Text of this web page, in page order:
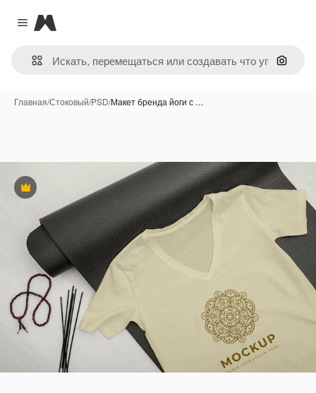
Close menu
Magnific
Поиск
Главная/Стоковый/PSD/Макет бренда йоги с …
Премиум